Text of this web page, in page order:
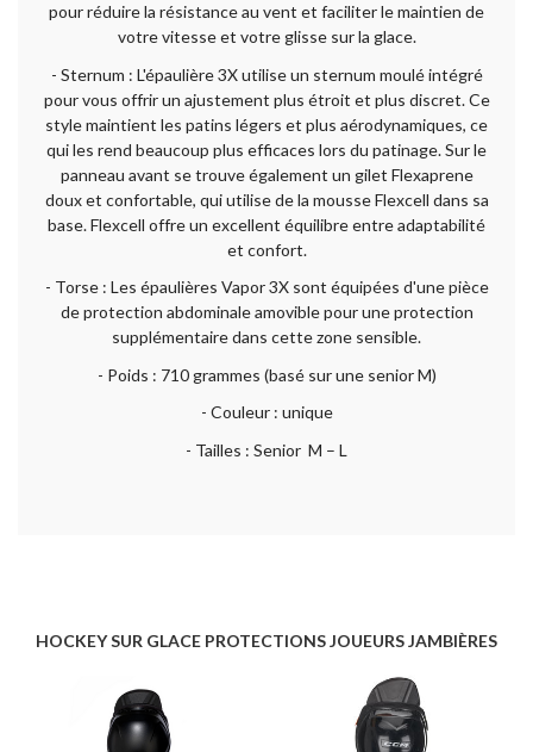
pour réduire la résistance au vent et faciliter le maintien de
votre vitesse et votre glisse sur la glace.
- Sternum : L'épaulière 3X utilise un sternum moulé intégré
pour vous offrir un ajustement plus étroit et plus discret. Ce
style maintient les patins légers et plus aérodynamiques, ce
qui les rend beaucoup plus efficaces lors du patinage. Sur le
panneau avant se trouve également un gilet Flexaprene
doux et confortable, qui utilise de la mousse Flexcell dans sa
base. Flexcell offre un excellent équilibre entre adaptabilité
et confort.
- Torse : Les épaulières Vapor 3X sont équipées d'une pièce
de protection abdominale amovible pour une protection
supplémentaire dans cette zone sensible.
- Poids : 710 grammes (basé sur une senior M)
- Couleur : unique
- Tailles : Senior M – L
HOCKEY SUR GLACE PROTECTIONS JOUEURS JAMBIÈRES